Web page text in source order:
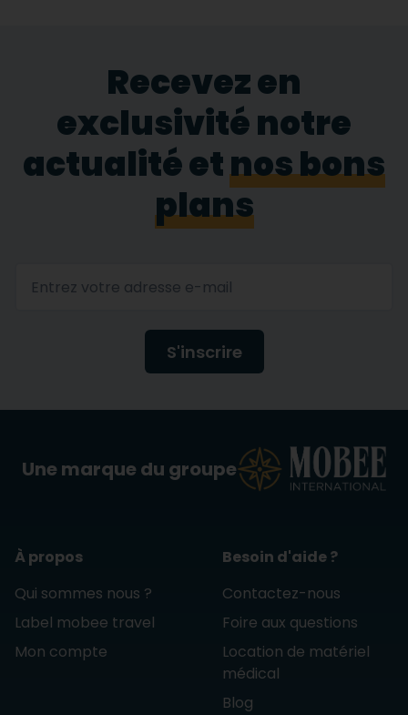
Recevez en
exclusivité notre
actualité etnos bons
plans
S'inscrire
Une marque du groupe
À propos
Qui sommes nous ?
Label mobee travel
Mon compte
Besoin d'aide ?
Contactez-nous
Foire aux questions
Location de matériel
médical
Blog